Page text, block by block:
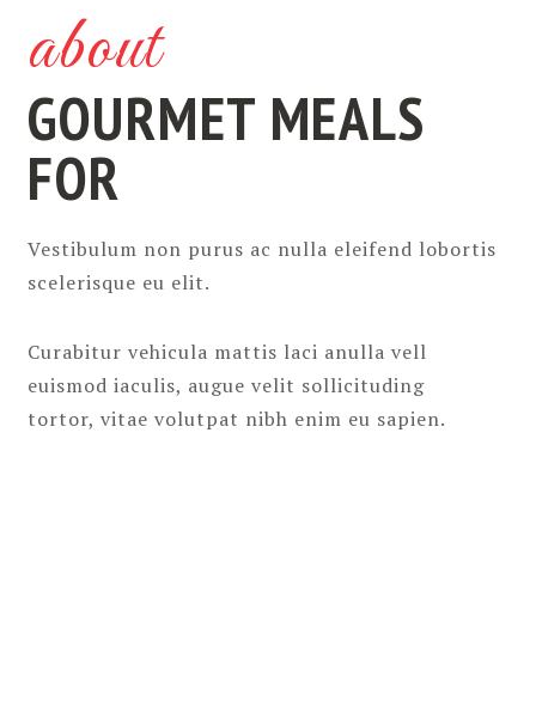
about
GOURMET MEALS
FOR
Vestibulum non purus ac nulla eleifend lobortis
scelerisque eu elit.
Curabitur vehicula mattis laci anulla vell
euismod iaculis, augue velit sollicituding
tortor, vitae volutpat nibh enim eu sapien.